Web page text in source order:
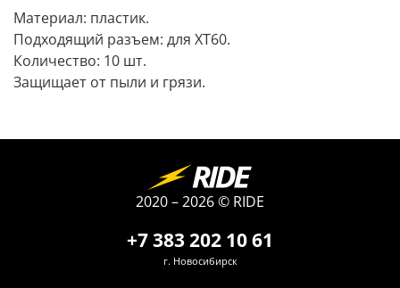
Материал: пластик.
Подходящий разъем: для XT60.
Количество: 10 шт.
Защищает от пыли и грязи.
+7 383 202 10 61
г. Новосибирск
2020 – 2026 © RIDE